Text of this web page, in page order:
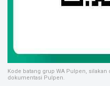
Kode batang grup WA Pulpen,
dokumentasi Pulpen.